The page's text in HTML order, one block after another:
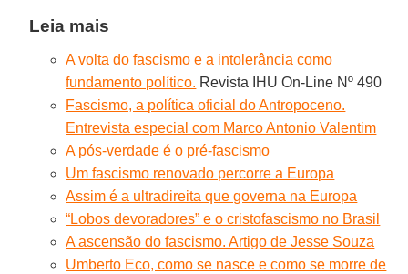
Leia mais
A volta do fascismo e a intolerância como
fundamento político. Revista IHU On-Line Nº 490
Fascismo, a política oficial do Antropoceno.
Entrevista especial com Marco Antonio Valentim
A pós-verdade é o pré-fascismo
Um fascismo renovado percorre a Europa
Assim é a ultradireita que governa na Europa
“Lobos devoradores” e o cristofascismo no Brasil
A ascensão do fascismo. Artigo de Jesse Souza
Umberto Eco, como se nasce e como se morre de